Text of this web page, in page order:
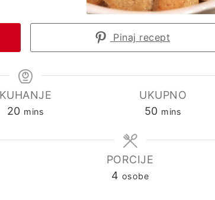
Pinaj recept
KUHANJE
20minutes
mins
UKUPNO
50minutes
mins
PORCIJE
4 osobe